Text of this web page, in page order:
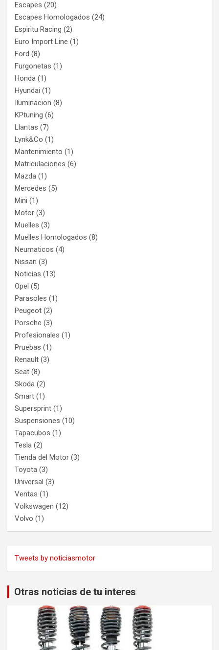
Escapes (20)
Escapes Homologados (24)
Espiritu Racing (2)
Euro Import Line (1)
Ford (8)
Furgonetas (1)
Honda (1)
Hyundai (1)
Iluminacion (8)
KPtuning (6)
Llantas (7)
Lynk&Co (1)
Mantenimiento (1)
Matriculaciones (6)
Mazda (1)
Mercedes (5)
Mini (1)
Motor (3)
Muelles (3)
Muelles Homologados (8)
Neumaticos (4)
Nissan (3)
Noticias (13)
Opel (5)
Parasoles (1)
Peugeot (2)
Porsche (3)
Profesionales (1)
Pruebas (1)
Renault (3)
Seat (8)
Skoda (2)
Smart (1)
Supersprint (1)
Suspensiones (10)
Tapacubos (1)
Tesla (2)
Tienda del Motor (3)
Toyota (3)
Universal (3)
Ventas (1)
Volkswagen (12)
Volvo (1)
Tweets by noticiasmotor
Otras noticias de tu interes